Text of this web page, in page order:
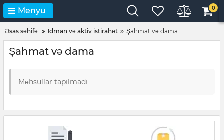
Menyu 0
Əsas səhifə İdman və aktiv istirahət Şahmat və dama
Şahmat və dama
Məhsullar tapılmadı